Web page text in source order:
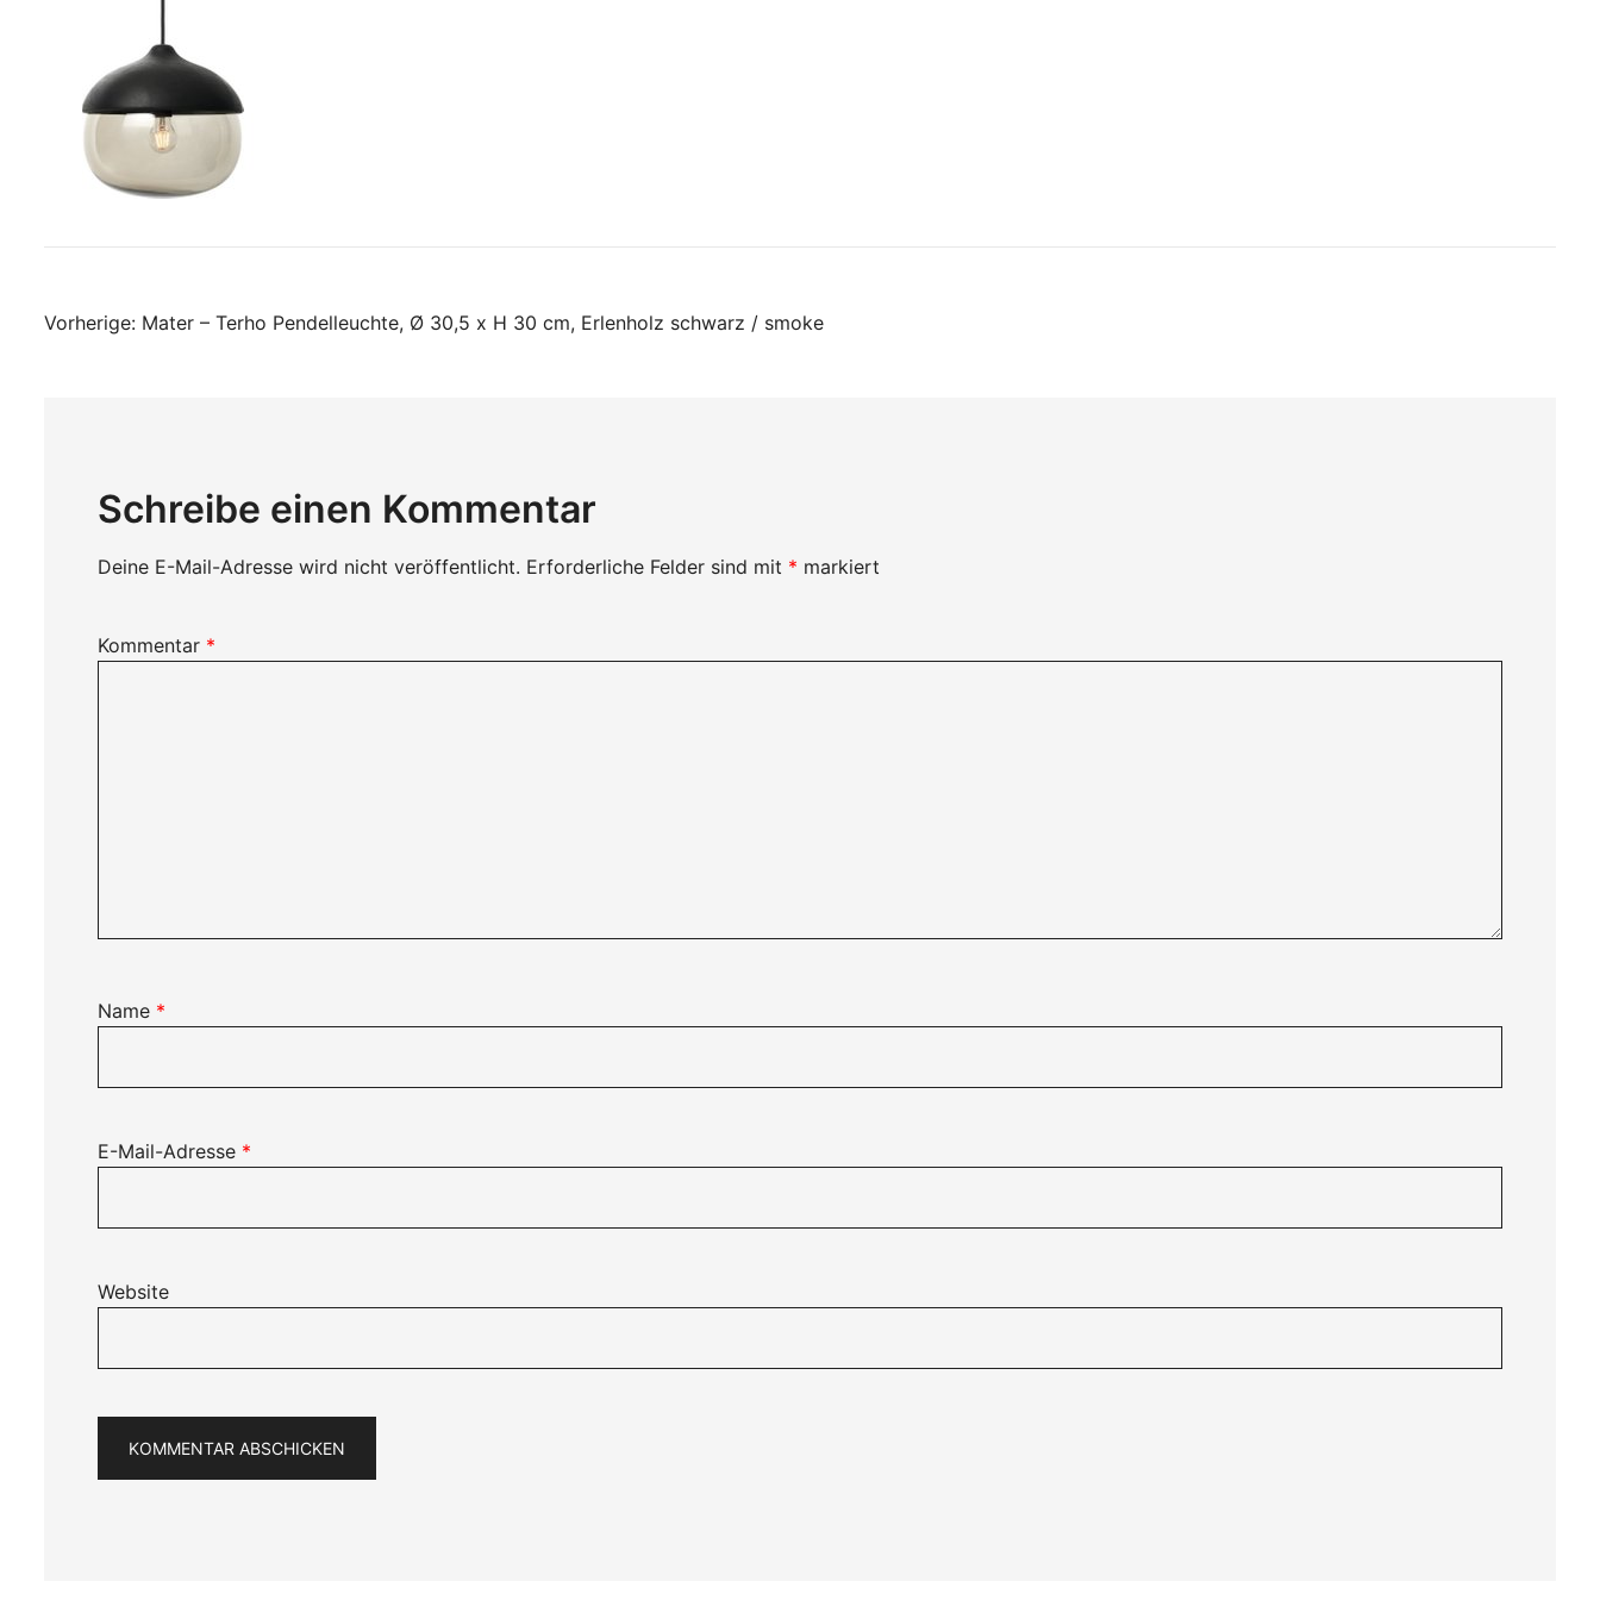
Beitragsnavigation
Vorherige: Mater – Terho Pendelleuchte, Ø 30,5 x H 30 cm, Erlenholz schwarz / smoke
Schreibe einen Kommentar
Deine E-Mail-Adresse wird nicht veröffentlicht. Erforderliche Felder sind mit * markiert
Kommentar *
Name *
E-Mail-Adresse *
Website